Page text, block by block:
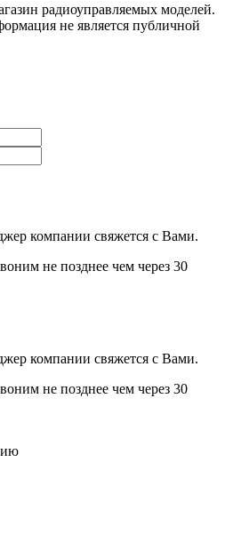
радиоуправляемых моделей.
не является публичной
компании свяжется с Вами.
не позднее чем через 30
компании свяжется с Вами.
не позднее чем через 30